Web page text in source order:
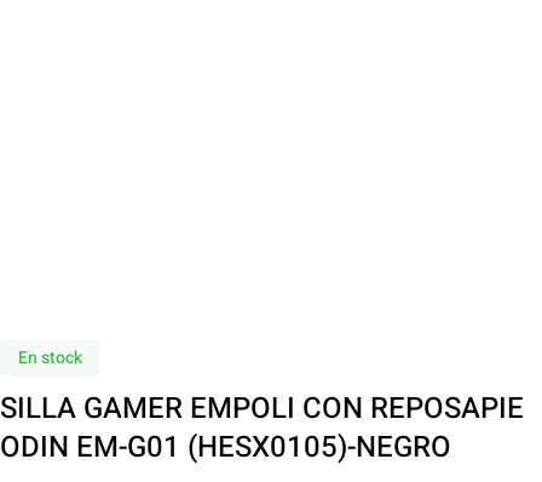
En stock
SILLA GAMER EMPOLI CON REPOSAPIE
ODIN EM-G01 (HESX0105)-NEGRO